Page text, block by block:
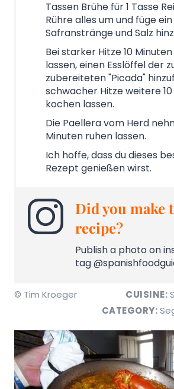
Tassen Brühe für 1 Tasse
Rühre alles um und füge
Safranstränge und Salz
Bei starker Hitze 10
lassen, einen Esslöffel der
zubereiteten "Picada"
schwacher Hitze weitere
kochen lassen.
Die Paellera vom Herd
Minuten ruhen lassen.
Ich hoffe, dass du dieses
Rezept genießen wirst.
Did you make
recipe?
Publish a photo on
tag
© Tim Kroeger CUISINE:
CATEGORY: